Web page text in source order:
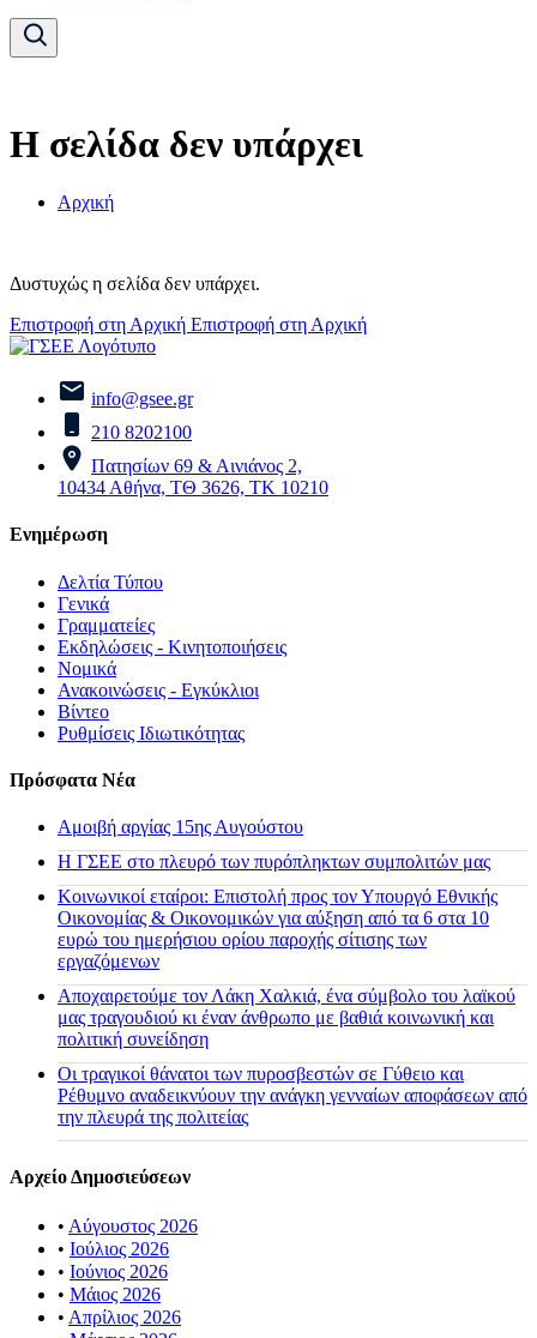
Η σελίδα δεν υπάρχει
Αρχική
Δυστυχώς η σελίδα δεν υπάρχει.
Επιστροφή στη Αρχική Επιστροφή στη Αρχική
info@gsee.gr
210 8202100
Πατησίων 69 & Αινιάνος 2,
10434 Αθήνα, ΤΘ 3626, ΤΚ 10210
Ενημέρωση
Δελτία Τύπου
Γενικά
Γραμματείες
Εκδηλώσεις - Κινητοποιήσεις
Νομικά
Ανακοινώσεις - Εγκύκλιοι
Βίντεο
Ρυθμίσεις Ιδιωτικότητας
Πρόσφατα Νέα
Αμοιβή αργίας 15ης Αυγούστου
H ΓΣΕΕ στο πλευρό των πυρόπληκτων συμπολιτών μας
Κοινωνικοί εταίροι: Επιστολή προς τον Υπουργό Εθνικής
Οικονομίας & Οικονομικών για αύξηση από τα 6 στα 10
ευρώ του ημερήσιου ορίου παροχής σίτισης των
εργαζόμενων
Αποχαιρετούμε τον Λάκη Χαλκιά, ένα σύμβολο του λαϊκού
μας τραγουδιού κι έναν άνθρωπο με βαθιά κοινωνική και
πολιτική συνείδηση
Οι τραγικοί θάνατοι των πυροσβεστών σε Γύθειο και
Ρέθυμνο αναδεικνύουν την ανάγκη γενναίων αποφάσεων από
την πλευρά της πολιτείας
Αρχείο Δημοσιεύσεων
• Αύγουστος 2026
• Ιούλιος 2026
• Ιούνιος 2026
• Μάιος 2026
• Απρίλιος 2026